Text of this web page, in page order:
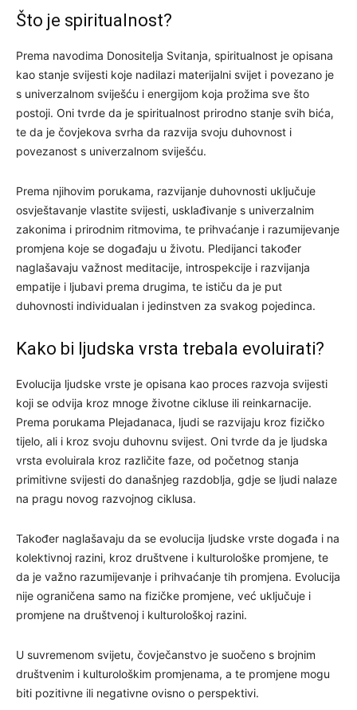
Što je spiritualnost?
Prema navodima Donositelja Svitanja, spiritualnost je opisana
kao stanje svijesti koje nadilazi materijalni svijet i povezano je
s univerzalnom sviješću i energijom koja prožima sve što
postoji. Oni tvrde da je spiritualnost prirodno stanje svih bića,
te da je čovjekova svrha da razvija svoju duhovnost i
povezanost s univerzalnom sviješću.
Prema njihovim porukama, razvijanje duhovnosti uključuje
osvještavanje vlastite svijesti, usklađivanje s univerzalnim
zakonima i prirodnim ritmovima, te prihvaćanje i razumijevanje
promjena koje se događaju u životu. Pledijanci također
naglašavaju važnost meditacije, introspekcije i razvijanja
empatije i ljubavi prema drugima, te ističu da je put
duhovnosti individualan i jedinstven za svakog pojedinca.
Kako bi ljudska vrsta trebala evoluirati?
Evolucija ljudske vrste je opisana kao proces razvoja svijesti
koji se odvija kroz mnoge životne cikluse ili reinkarnacije.
Prema porukama Plejadanaca, ljudi se razvijaju kroz fizičko
tijelo, ali i kroz svoju duhovnu svijest. Oni tvrde da je ljudska
vrsta evoluirala kroz različite faze, od početnog stanja
primitivne svijesti do današnjeg razdoblja, gdje se ljudi nalaze
na pragu novog razvojnog ciklusa.
Također naglašavaju da se evolucija ljudske vrste događa i na
kolektivnoj razini, kroz društvene i kulturološke promjene, te
da je važno razumijevanje i prihvaćanje tih promjena. Evolucija
nije ograničena samo na fizičke promjene, već uključuje i
promjene na društvenoj i kulturološkoj razini.
U suvremenom svijetu, čovječanstvo je suočeno s brojnim
društvenim i kulturološkim promjenama, a te promjene mogu
biti pozitivne ili negativne ovisno o perspektivi.